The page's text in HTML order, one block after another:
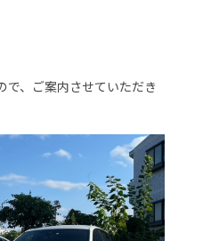
で、ご案内させていただき